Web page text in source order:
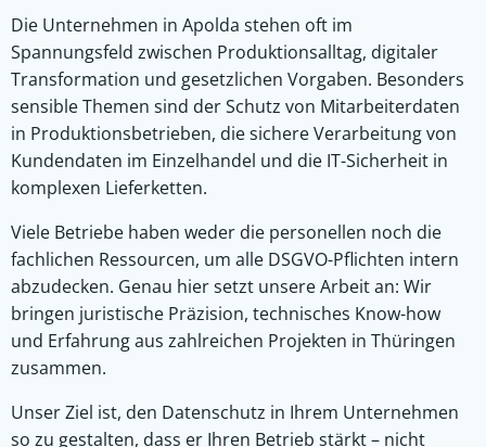
Die Unternehmen in Apolda stehen oft im
Spannungsfeld zwischen Produktionsalltag, digitaler
Transformation und gesetzlichen Vorgaben. Besonders
sensible Themen sind der Schutz von Mitarbeiterdaten
in Produktionsbetrieben, die sichere Verarbeitung von
Kundendaten im Einzelhandel und die IT-Sicherheit in
komplexen Lieferketten.
Viele Betriebe haben weder die personellen noch die
fachlichen Ressourcen, um alle DSGVO-Pflichten intern
abzudecken. Genau hier setzt unsere Arbeit an: Wir
bringen juristische Präzision, technisches Know-how
und Erfahrung aus zahlreichen Projekten in Thüringen
zusammen.
Unser Ziel ist, den Datenschutz in Ihrem Unternehmen
so zu gestalten, dass er Ihren Betrieb stärkt – nicht